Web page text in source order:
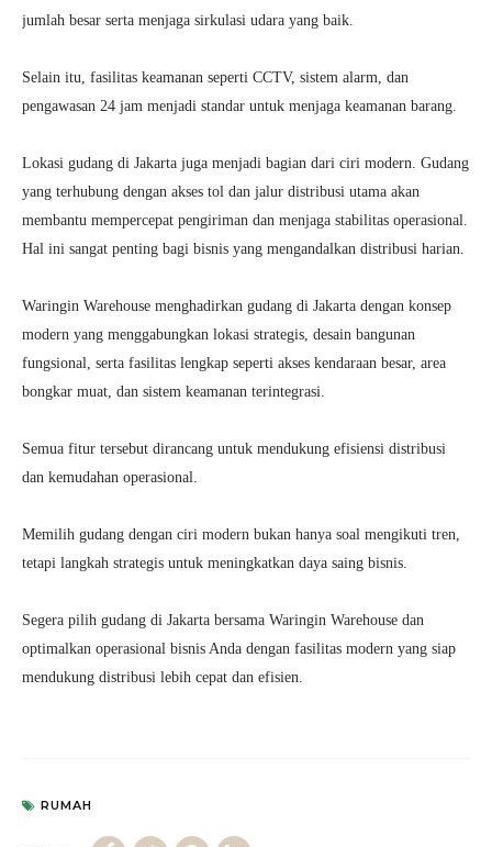
jumlah besar serta menjaga sirkulasi udara yang baik.
Selain itu, fasilitas keamanan seperti CCTV, sistem alarm, dan
pengawasan 24 jam menjadi standar untuk menjaga keamanan barang.
Lokasi gudang di Jakarta juga menjadi bagian dari ciri modern. Gudang
yang terhubung dengan akses tol dan jalur distribusi utama akan
membantu mempercepat pengiriman dan menjaga stabilitas operasional.
Hal ini sangat penting bagi bisnis yang mengandalkan distribusi harian.
Waringin Warehouse menghadirkan gudang di Jakarta dengan konsep
modern yang menggabungkan lokasi strategis, desain bangunan
fungsional, serta fasilitas lengkap seperti akses kendaraan besar, area
bongkar muat, dan sistem keamanan terintegrasi.
Semua fitur tersebut dirancang untuk mendukung efisiensi distribusi
dan kemudahan operasional.
Memilih gudang dengan ciri modern bukan hanya soal mengikuti tren,
tetapi langkah strategis untuk meningkatkan daya saing bisnis.
Segera pilih gudang di Jakarta bersama Waringin Warehouse dan
optimalkan operasional bisnis Anda dengan fasilitas modern yang siap
mendukung distribusi lebih cepat dan efisien.
RUMAH